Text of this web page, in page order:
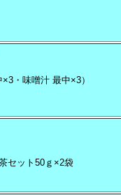
・味噌汁 最中×3）
セット50ｇ×2袋